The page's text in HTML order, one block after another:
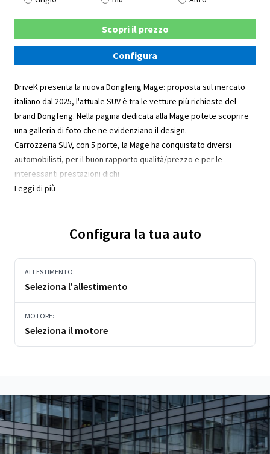
Scopri il prezzo
Configura
DriveK presenta la nuova Dongfeng Mage: proposta sul mercato
italiano dal 2025, l'attuale SUV è tra le vetture più richieste del
brand Dongfeng. Nella pagina dedicata alla Mage potete scoprire
una galleria di foto che ne evidenziano il design.
Carrozzeria SUV, con 5 porte, la Mage ha conquistato diversi
automobilisti, per il buon rapporto qualità/prezzo e per le
interessanti prestazioni dichi
Leggi di più
Configura la tua auto
ALLESTIMENTO:
Seleziona l'allestimento
MOTORE:
Seleziona il motore